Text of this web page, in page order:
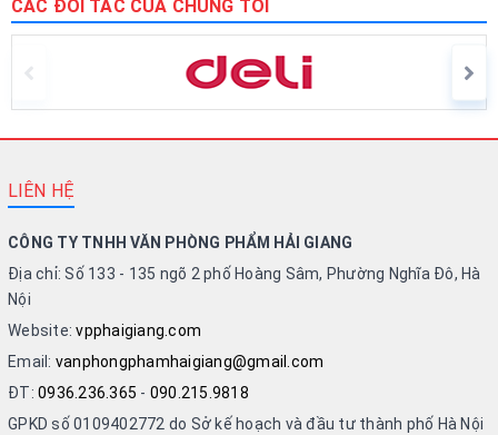
CÁC ĐỐI TÁC CỦA CHÚNG TÔI
LIÊN HỆ
CÔNG TY TNHH VĂN PHÒNG PHẨM HẢI GIANG
Địa chỉ: Số 133 - 135 ngõ 2 phố Hoàng Sâm, Phường Nghĩa Đô, Hà
Nội
Website:vpphaigiang.com
Email: vanphongphamhaigiang@gmail.com
ĐT: 0936.236.365 - 090.215.9818
GPKD số 0109402772 do Sở kế hoạch và đầu tư thành phố Hà Nội